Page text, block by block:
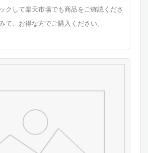
クして楽天市場でも商品をご確認くださ
て、お得な方でご購入ください。